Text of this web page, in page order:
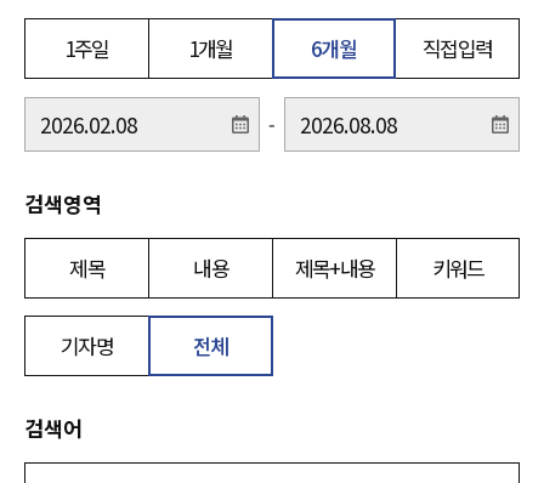
1주일 1개월 6개월 직접입력
-
검색영역
제목 내용 제목+내용 키워드
기자명 전체
검색어